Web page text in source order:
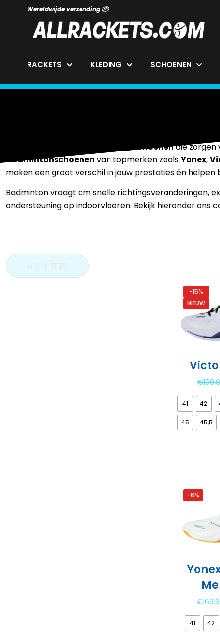
Wereldwijde verzending 📦
RACKETS KLEDING SCHOENEN
badminton schoenendie zorgen
badmintonschoenen van topmerken zoalsYonex,
maken een groot verschil in jouw prestaties én helpen
Badminton vraagt om snelle richtingsveranderingen,
ondersteuning op indoorvloeren. Bekijk hieronder ons
-15%
NIEUW
€
41 42
45 45,5
-6%
€
41 42